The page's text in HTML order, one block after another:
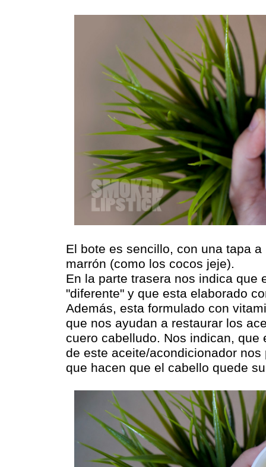
El bote es sencillo, con una tapa
marrón (como los cocos jeje).
En la parte trasera nos indica que
"diferente" y que esta elaborado
Además, esta formulado con
que nos ayudan a restaurar los
cuero cabelludo. Nos indican, que
de este aceite/acondicionador
que hacen que el cabello quede